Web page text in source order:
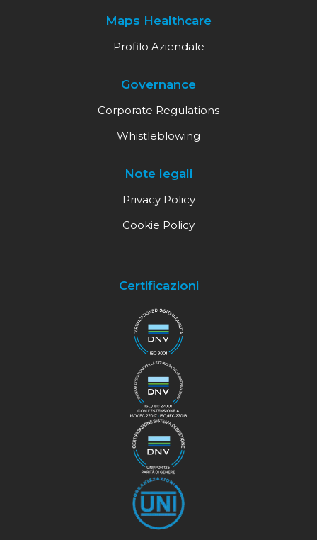
Maps Healthcare
Profilo Aziendale
Governance
Corporate Regulations
Whistleblowing
Note legali
Privacy Policy
Cookie Policy
Certificazioni